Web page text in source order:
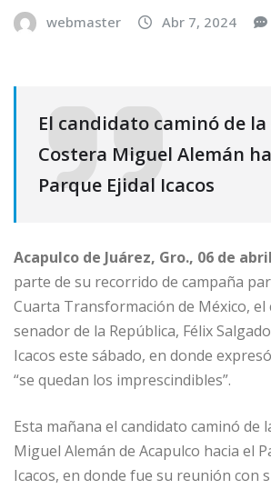
webmaster Abr 7, 2024
El candidato caminó de
Costera Miguel Alemán
Parque Ejidal Icacos
Acapulco de Juárez, Gro., 06 de
parte de su recorrido de campaña
Cuarta Transformación de México, el
senador de la República, Félix
Icacos este sábado, en donde
“se quedan los imprescindibles”.
Esta mañana el candidato caminó de
Miguel Alemán de Acapulco hacia el
Icacos, en donde fue su reunión con